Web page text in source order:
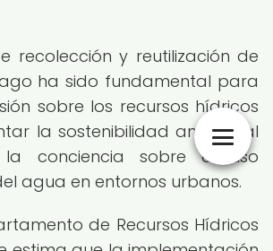
recolección y reutilización de
ha sido fundamental para
sobre los recursos hídricos
la sostenibilidad ambiental
conciencia sobre el uso
agua en entornos urbanos.
de Recursos Hídricos